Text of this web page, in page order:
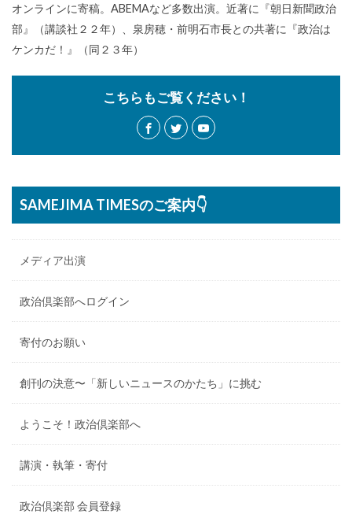
オンラインに寄稿。ABEMAなど多数出演。近著に『朝日新聞政治
部』（講談社２２年）、泉房穂・前明石市長との共著に『政治は
ケンカだ！』（同２３年）
こちらもご覧ください！
SAMEJIMA TIMESのご案内👇
メディア出演
政治倶楽部へログイン
寄付のお願い
創刊の決意〜「新しいニュースのかたち」に挑む
ようこそ！政治倶楽部へ
講演・執筆・寄付
政治倶楽部 会員登録